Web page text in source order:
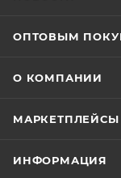
ОПТОВЫМ
О КОМПАНИИ
МАРКЕТПЛЕЙСЫ
ИНФОРМАЦИЯ